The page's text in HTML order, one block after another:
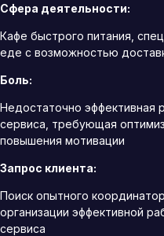
Сфера деятельности:
Кафе быстрого питания,
еде с возможностью
Боль:
Недостаточно эффективная
сервиса, требующая
повышения мотивации
Запрос клиента:
Поиск опытного
организации эффективной
сервиса